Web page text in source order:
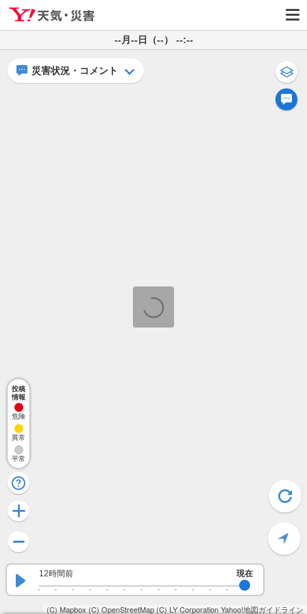
--月--日（--） --:--
(C) Mapbox (C) OpenStreetMap(C) LY CorporationYahoo!地図ガイドライン
災害状況・コメント
12時間前 現在
投稿
情報
危険
異常
平常